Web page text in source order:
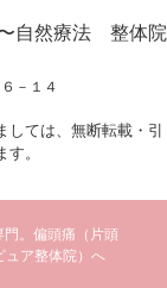
自然療法 整体院
－１４
ては、無断転載・引
。
門。偏頭痛（片頭
ュア整体院）へ